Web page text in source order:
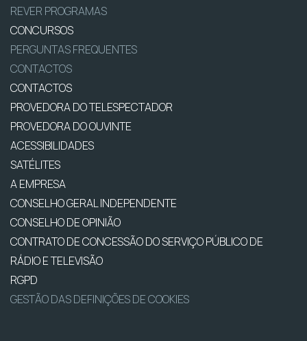
REVER PROGRAMAS
CONCURSOS
PERGUNTAS FREQUENTES
CONTACTOS
CONTACTOS
PROVEDORA DO TELESPECTADOR
PROVEDORA DO OUVINTE
ACESSIBILIDADES
SATÉLITES
A EMPRESA
CONSELHO GERAL INDEPENDENTE
CONSELHO DE OPINIÃO
CONTRATO DE CONCESSÃO DO SERVIÇO PÚBLICO DE
RÁDIO E TELEVISÃO
RGPD
GESTÃO DAS DEFINIÇÕES DE COOKIES